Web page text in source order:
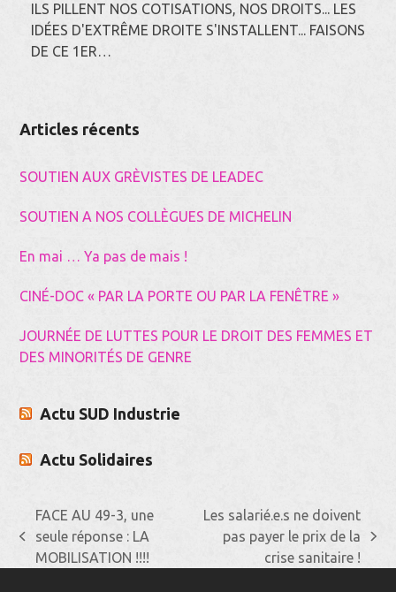
ILS PILLENT NOS COTISATIONS, NOS DROITS... LES
IDÉES D'EXTRÊME DROITE S'INSTALLENT... FAISONS
DE CE 1ER…
Articles récents
SOUTIEN AUX GRÈVISTES DE LEADEC
SOUTIEN A NOS COLLÈGUES DE MICHELIN
En mai … Ya pas de mais !
CINÉ-DOC « PAR LA PORTE OU PAR LA FENÊTRE »
JOURNÉE DE LUTTES POUR LE DROIT DES FEMMES ET
DES MINORITÉS DE GENRE
Actu SUD Industrie
Actu Solidaires
previous
post:
FACE AU 49-3, une
seule réponse : LA
MOBILISATION !!!!
post:
Les salarié.e.s ne doivent
pas payer le prix de la
crise sanitaire !